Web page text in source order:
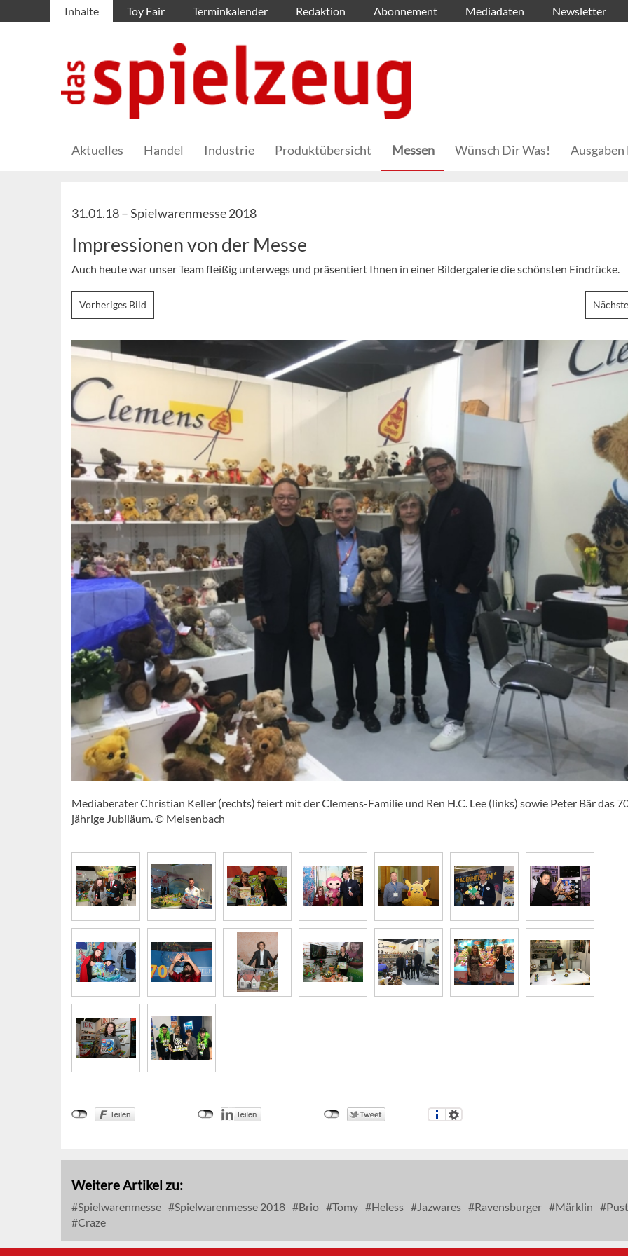
Inhalte Toy Fair Terminkalender Redaktion Abonnement Mediadaten Newsletter
Aktuelles Handel Industrie Produktübersicht Messen Wünsch Dir Was!
31.01.18 –Spielwarenmesse 2018
Impressionen von der Messe
Auch heute war unser Team fleißig unterwegs und präsentiert Ihnen in einer Bildergalerie die schönsten Eindrücke.
Vorheriges Bild
Mediaberater Christian Keller (rechts) feiert mit der Clemens-Familie und Ren H.C. Lee (links) sowie Peter Bär das
jährige Jubiläum. © Meisenbach
Weitere Artikel zu:
Spielwarenmesse Spielwarenmesse 2018 Brio Tomy Heless Jazwares Ravensburger Märklin
Craze